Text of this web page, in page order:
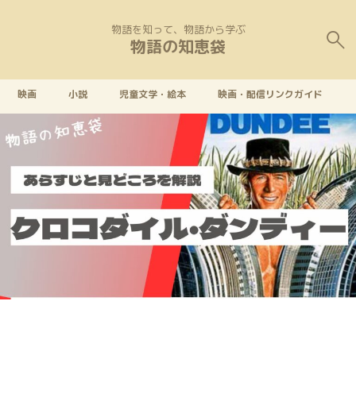
物語を知って、物語から学ぶ
物語の知恵袋
映画 小説 児童文学・絵本 映画・配信リンクガイド